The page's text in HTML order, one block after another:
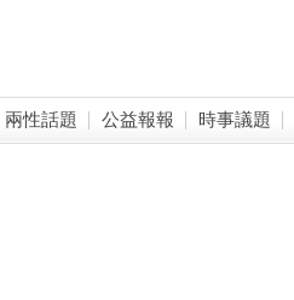
兩性話題 公益報報 時事議題